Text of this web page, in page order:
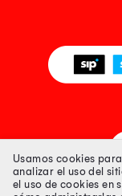
Usamos cookies
analizar el uso del
el uso de cookies en